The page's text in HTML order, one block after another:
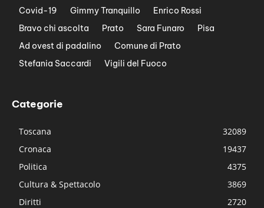
Covid-19
Gimmy Tranquillo
Enrico Rossi
Bravo chi ascolta
Prato Sara Funaro
Pisa
Ad ovest di padalino
Comune di Prato
Stefania Saccardi
Vigili del Fuoco
Categorie
Toscana
32089
Cronaca
19437
Politica
4375
Cultura & Spettacolo
3869
Diritti
2720